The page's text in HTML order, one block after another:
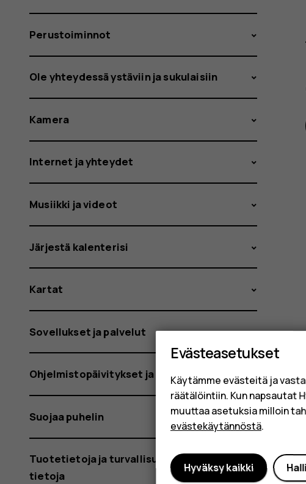
Perustoiminnot
Ole yhteydessä ystäviin ja sukulaisiin
Kamera
Internet ja yhteydet
Musiikki ja videot
Järjestä kalenterisi
Kartat
Sovellukset ja palvelut
Ohjelmistopäivitykset ja varmuuskopiot
Suojaa puhelin
Tuotetietoja ja turvallisuutta koskevia
tietoja
Evästeasetukset
Käytämme evästeitä ja
räätälöintiin. Kun napsautat
muuttaa asetuksia milloin
evästekäytännöstä.
Hyväksy kaikki